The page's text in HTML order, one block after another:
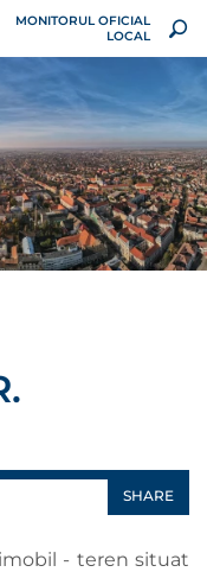
MONITORUL OFICIAL
LOCAL
SHARE
- teren situat